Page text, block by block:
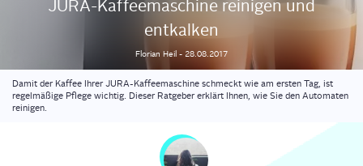
JURA-Kaf­fee­ma­schi­ne rei­ni­gen und
entkalken
Florian Heil - 28.08.2017
Damit der Kaffee Ihrer JURA-Kaffeemaschine schmeckt wie am ersten Tag, ist
regelmäßige Pflege wichtig. Dieser Ratgeber erklärt Ihnen, wie Sie den Automaten
reinigen.